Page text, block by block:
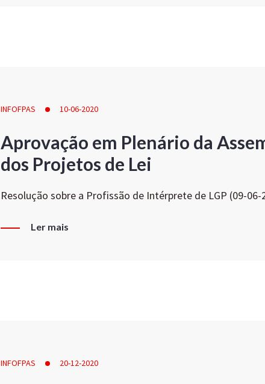
INFOFPAS 10-06-2020
Aprovação em Plenário da
dos Projetos de Lei
Resolução sobre a Profissão de Intérprete de LGP (09-06-
Ler mais
INFOFPAS 20-12-2020